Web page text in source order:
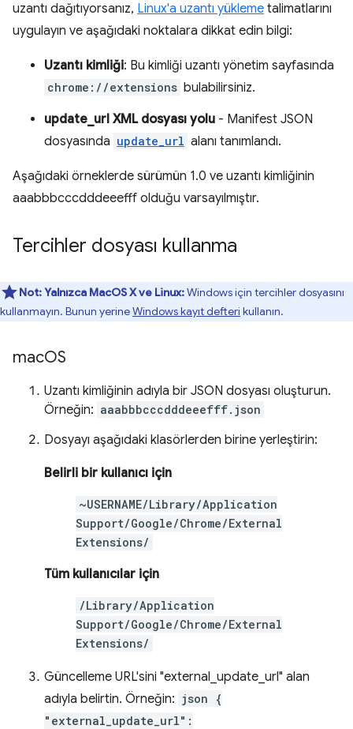
uzantı dağıtıyorsanız, Linux'a uzantı yükleme talimatlarını
uygulayın ve aşağıdaki noktalara dikkat edin bilgi:
Uzantı kimliği: Bu kimliği uzantı yönetim sayfasında
chrome://extensions bulabilirsiniz.
update_url XML dosyası yolu - Manifest JSON
dosyasında update_url alanı tanımlandı.
Aşağıdaki örneklerde sürümün 1.0 ve uzantı kimliğinin
aaabbbcccdddeeefff olduğu varsayılmıştır.
Tercihler dosyası kullanma
Not:Yalnızca MacOS X ve Linux:Windows için tercihler dosyasını
kullanmayın. Bunun yerineWindows kayıt defteri kullanın.
macOS
Uzantı kimliğinin adıyla bir JSON dosyası oluşturun.
Örneğin: aaabbbcccdddeeefff.json
Dosyayı aşağıdaki klasörlerden birine yerleştirin:
Belirli bir kullanıcı için
~USERNAME/Library/Application
Support/Google/Chrome/External
Extensions/
Tüm kullanıcılar için
/Library/Application
Support/Google/Chrome/External
Extensions/
Güncelleme URL'sini "external_update_url" alan
adıyla belirtin. Örneğin: json {
"external_update_url":